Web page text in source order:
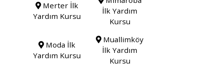
Merter İlk
Yardım Kursu
İlk Yardım
Kursu
Moda İlk
Yardım Kursu
Muallimköy
İlk Yardım
Kursu